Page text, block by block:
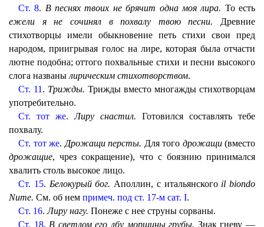
Ст. 8. В песнях твоих не брячит одна моя лира. То есть
ежели я не сочинял в похвалу твою песни. Древние
стихотворцы имели обыкновение петь стихи свои пред
народом, приигрывая голос на лире, которая была отчасти
лютне подобна; оттого похвальные стихи и песни высокого
слога названы лирическим стихотворством.
Ст. 11 . Трижды. Трижды вместо многажды стихотворцам
употребительно.
Ст. тот же.Лиру снастил. Готовился составлять тебе
похвалу.
Ст. тот же. Дрожащи персты. Для того дрожащи(вместо
дрожащие, чрез сокращение), что с боязнию принимался
хвалить столь высокое лицо.
Ст. 15. Белокурый бог. Аполлин, с итальянского il biondo
Nume. См. об нем примеч. под ст. 17-м сат. I.
Ст. 16.Лиру нагу. Понеже с нее струны сорваны.
Ст. 18. В светлом его лбу морщины грубы. Знак гневу —